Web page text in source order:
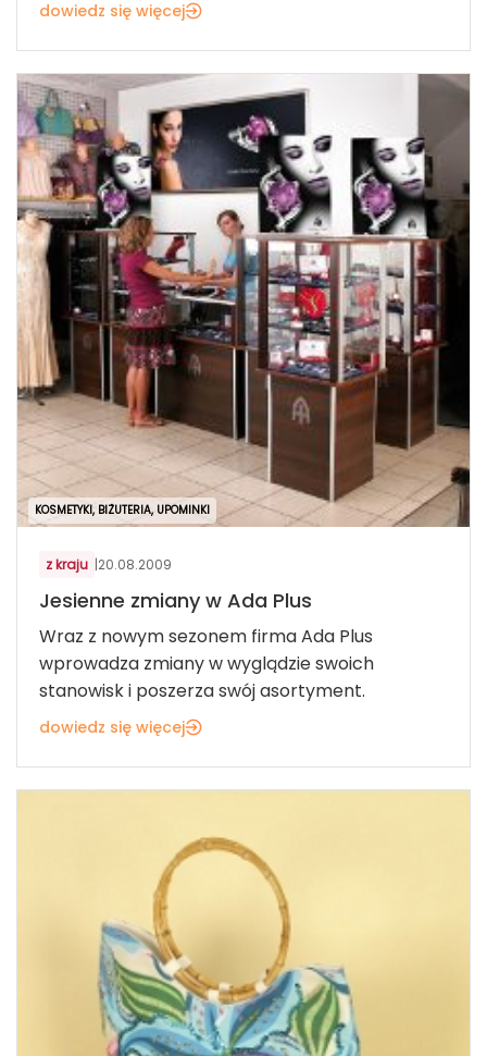
dowiedz się więcej
KOSMETYKI, BIŻUTERIA, UPOMINKI
z kraju |20.08.2009
Jesienne zmiany w Ada Plus
Wraz z nowym sezonem firma Ada Plus
wprowadza zmiany w wyglądzie swoich
stanowisk i poszerza swój asortyment.
dowiedz się więcej